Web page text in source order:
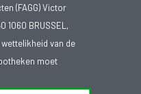
(FAGG) Victor
1060 BRUSSEL,
van de
moet